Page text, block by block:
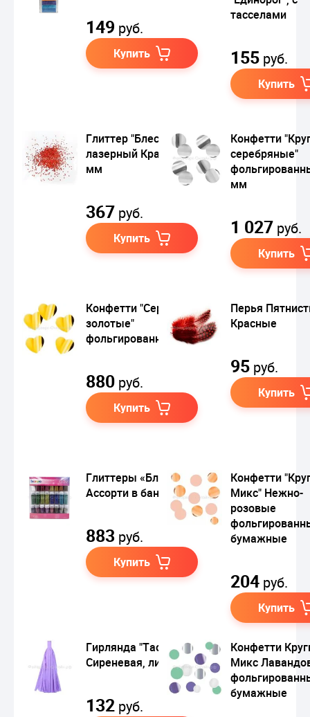
149 руб.
Купить
тасселами
155 руб.
Купить
Глиттер "Блестки"
лазерный Красный 1
мм
367 руб.
Купить
Конфетти
серебряные"
мм
1 027 руб.
Купить
Конфетти "Сердца
золотые"
фольгированные
880 руб.
Купить
Перья
Красные
95 руб.
Купить
Глиттеры «Блестки»
Ассорти в баночках
883 руб.
Купить
Конфетти
Микс" Нежно-
розовые
бумажные
204 руб.
Купить
Гирлянда "Тассел"
Сиреневая, листы
132 руб.
Конфетти
Микс
бумажные